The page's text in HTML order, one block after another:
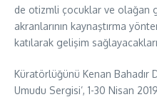
de otizmli çocuklar ve olağan
akranlarının kaynaştırma
katılarak gelişim
Küratörlüğünü Kenan Bahadır
Umudu Sergisi’, 1-30 Nisan